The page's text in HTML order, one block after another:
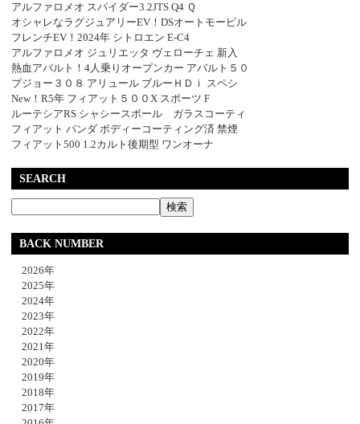
アルファロメオ スパイダー3.2JTS Q4 Ｑ
オシャレなラグジュアリーEV！DSオートモービル
フレンチEV！2024年 シトロエン E-C4
アルファロメオ ジュリエッタ ヴェローチェ 新入
熱血アバルト！4人乗りオープンカー アバルト５０
プジョー３０８ アリュール ブルーＨＤｉ スペシ
New！R5年 フィアット５００X スポーツ F
ルーテシアRS シャシースポール ガラスコーティ
フィアット パンダ ボディーコーティング済 禁煙
フィアット500 1.2カルト後期型 ワンオーナ
SEARCH
BACK NUMBER
2026年
2025年
2024年
2023年
2022年
2021年
2020年
2019年
2018年
2017年